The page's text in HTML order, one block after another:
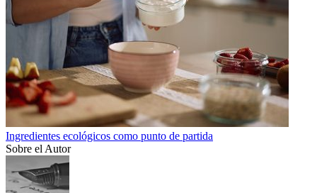
Ingredientes ecológicos como punto de partida
Sobre el Autor